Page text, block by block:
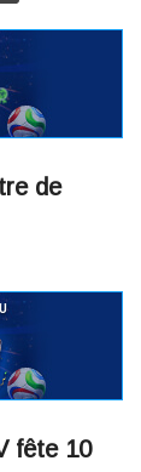
de
fête 10